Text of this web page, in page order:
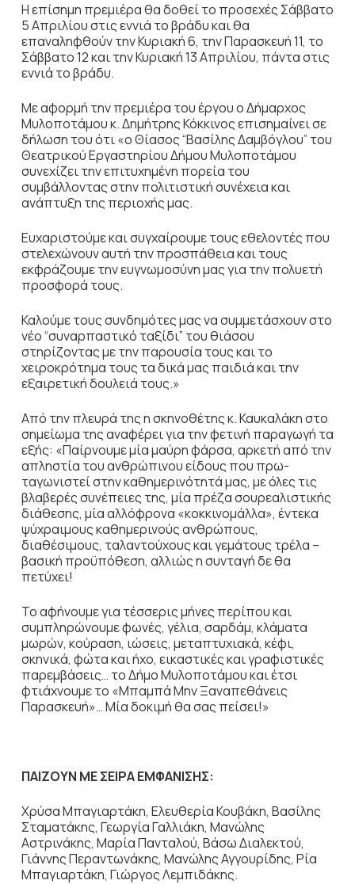
Η επίσημη πρεμιέρα θα δοθεί το προσεχές Σάββατο
5 Απριλίου στις εννιά το βράδυ και θα
επαναληφθούν την Κυριακή 6, την Παρασκευή 11, το
Σάββατο 12 και την Κυριακή 13 Απριλίου, πάντα στις
εννιά το βράδυ.
Με αφορμή την πρεμιέρα του έργου ο Δήμαρχος
Μυλοποτάμου κ. Δημήτρης Κόκκινος επισημαίνει σε
δήλωση του ότι «ο Θίασος “Βασίλης Δαμβόγλου” του
Θεατρικού Εργαστηρίου Δήμου Μυλοποτάμου
συνεχίζει την επιτυχημένη πορεία του
συμβάλλοντας στην πολιτιστική συνέχεια και
ανάπτυξη της περιοχής μας.
Ευχαριστούμε και συγχαίρουμε τους εθελοντές που
στελεχώνουν αυτή την προσπάθεια και τους
εκφράζουμε την ευγνωμοσύνη μας για την πολυετή
προσφορά τους.
Καλούμε τους συνδημότες μας να συμμετάσχουν στο
νέο “συναρπαστικό ταξίδι” του θιάσου
στηρίζοντας με την παρουσία τους και το
χειροκρότημα τους τα δικά μας παιδιά και την
εξαιρετική δουλειά τους.»
Από την πλευρά της η σκηνοθέτης κ. Καυκαλάκη στο
σημείωμα της αναφέρει για την φετινή παραγωγή τα
εξής: «Παίρνουμε μία μαύρη φάρσα, αρκετή από την
απληστία του ανθρώπινου είδους που πρω-
ταγωνιστεί στην καθημερινότητά μας, με όλες τις
βλαβερές συνέπειες της, μία πρέζα σουρεαλιστικής
διάθεσης, μία αλλόφρονα «κοκκινομάλλα», έντεκα
ψύχραιμους καθημερινούς ανθρώπους,
διαθέσιμους, ταλαντούχους και γεμάτους τρέλα –
βασική προϋπόθεση, αλλιώς η συνταγή δε θα
πετύχει!
Το αφήνουμε για τέσσερις μήνες περίπου και
συμπληρώνουμε φωνές, γέλια, σαρδάμ, κλάματα
μωρών, κούραση, ιώσεις, μεταπτυχιακά, κέφι,
σκηνικά, φώτα και ήχο, εικαστικές και γραφιστικές
παρεμβάσεις… το Δήμο Μυλοποτάμου και έτσι
φτιάχνουμε το «Μπαμπά Μην Ξαναπεθάνεις
Παρασκευή»… Μία δοκιμή θα σας πείσει!»
ΠΑΙΖΟΥΝ ΜΕ ΣΕΙΡΑ ΕΜΦΑΝΙΣΗΣ:
Χρύσα Μπαγιαρτάκη, Ελευθερία Κουβάκη, Βασίλης
Σταματάκης, Γεωργία Γαλλιάκη, Μανώλης
Αστρινάκης, Μαρία Πανταλού, Βάσω Διαλεκτού,
Γιάννης Περαντωνάκης, Μανώλης Αγγουρίδης, Ρία
Μπαγιαρτάκη, Γιώργος Λεμπιδάκης.